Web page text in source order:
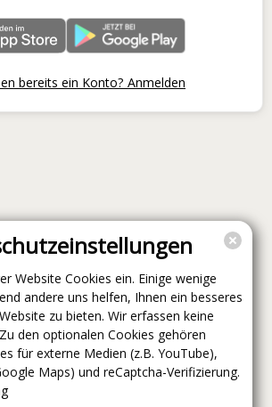
bereits ein Konto? Anmelden
Website Cookies ein. Einige wenige
andere uns helfen, Ihnen ein besseres
zu bieten. Wir erfassen keine
den optionalen Cookies gehören
für externe Medien (z.B. YouTube),
Maps) und reCaptcha-Verifizierung.